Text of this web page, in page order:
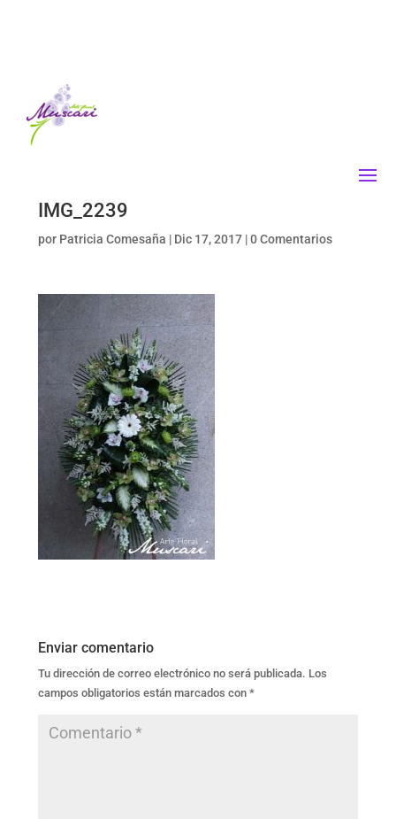
IMG_2239
por Patricia Comesaña | Dic 17, 2017|0 Comentarios
Enviar comentario
Tu dirección de correo electrónico no será publicada. Los
campos obligatorios están marcados con *